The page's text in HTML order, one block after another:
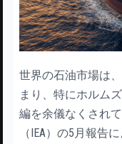
世界の石油市場は
まり、特にホルム
編を余儀なくされ
（IEA）の5月報告